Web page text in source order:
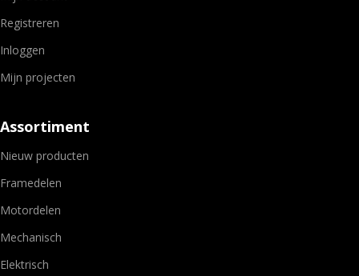
Registreren
Inloggen
Mijn projecten
Assortiment
Nieuw producten
Framedelen
Motordelen
Mechanisch
Elektrisch